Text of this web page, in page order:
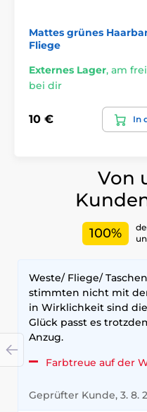
Mattes grünes
Fliege
Externes Lager, am
bei dir
10 € In
Von
100%
Weste/ Fliege/
stimmten nicht mit
in Wirklichkeit sind
Glück passt es
Anzug.
Farbtreue auf der
Geprüfter Kunde, 3. 8.